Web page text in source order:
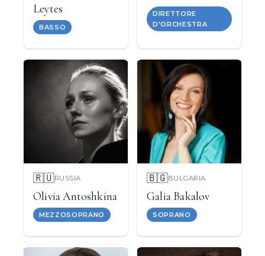
Leytes
BASSO
DIRETTORE
D'ORCHESTRA
🇷🇺RUSSIA
Olivia Antoshkina
MEZZOSOPRANO
🇧🇬BULGARIA
Galia Bakalov
SOPRANO